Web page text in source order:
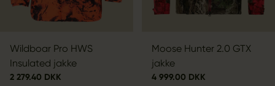
Wildboar Pro HWS
Insulated jakke
2 279.40 DKK
Moose Hunter 2.0 GTX
jakke
4 999.00 DKK